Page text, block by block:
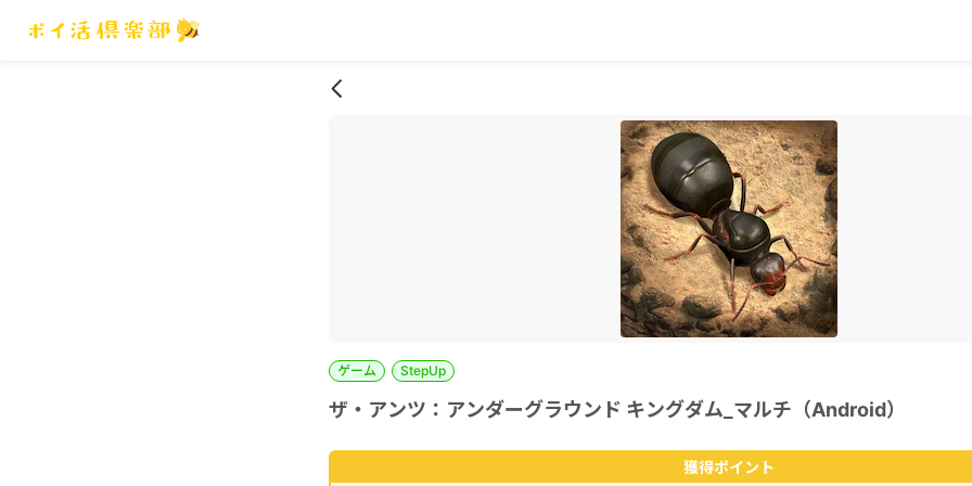
ゲーム StepUp
ザ・アンツ：アンダーグラウンド キングダム_マルチ（Android）
獲得ポイント